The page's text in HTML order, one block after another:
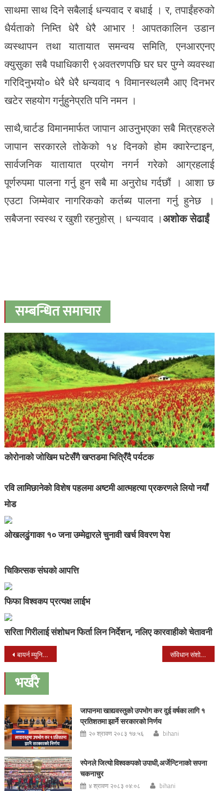
साथमा साथ दिने सबैलाई धन्यवाद र बधाई । र, तपाईंहरुको
धैर्यताको निम्ति धेरै धेरै आभार ! आपतकालिन उडान
व्यस्थापन तथा यातायात समन्वय समिति, एनआरएनए
क्युसुका सबै पधाधिकारी ९अवतरणपछि घर घर पुग्ने व्यवस्था
गरिदिनुभयो० धेरै धेरै धन्यवाद १ विमानस्थलमै आए दिनभर
खटेर सहयोग गर्नुहुनेप्रति पनि नमन ।
साथै,चार्टड विमानमार्फत जापान आउनुभएका सबै मित्रहरुले
जापान सरकारले तोकेको १४ दिनको होम क्वारेन्टाइन,
सार्वजनिक यातायात प्रयोग नगर्न गरेको आग्रहलाई
पूर्णरुपमा पालना गर्नु हुन सबै मा अनुरोध गर्दछौं । आशा छ
एउटा जिम्मेवार नागरिकको कर्तब्य पालना गर्नु हुनेछ ।
सबैजना स्वस्थ र खुशी रहनुहोस् । धन्यवाद ।अशोक सेढाईं
सम्बन्धित समाचार
कोरोनाको जोखिम घटेसँगै खप्तडमा भित्रिँदै पर्यटक
रवि लामिछानेको विशेष पहलमा अष्टमी आत्महत्या प्रकरणले लियो नयाँ
मोड
ओखलढुंगाका १० जना उम्मेद्वारले चुनावी खर्च विवरण पेश
चिकित्सक संघको आपत्ति
फिफा विश्वकप प्रत्यक्ष लाईभ
सरिता गिरीलाई संशोधन फिर्ता लिन निर्देशन, नलिए कारवाहीको चेतावनी
Post
navigation
बायर्न म्युनिख संग फोर्चुना डसेलडर्फ ५-० को फराकिलो अन्तरले पराजित संविधान संशोधन विधेयक आज संसदमा पेश गरिँदै
भर्खरै
जापानमा खाद्यवस्तुको उपभोग कर दुई वर्षका लागि १
प्रतिशतमा झार्ने सरकारको निर्णय
२० श्रावण २०८३ १७:५६ bihani
स्पेनले जित्यो विश्वकपको उपाधी,अर्जेन्टिनाको सपना
चकनाचुर
४ श्रावण २०८३ ०४:०८ bihani